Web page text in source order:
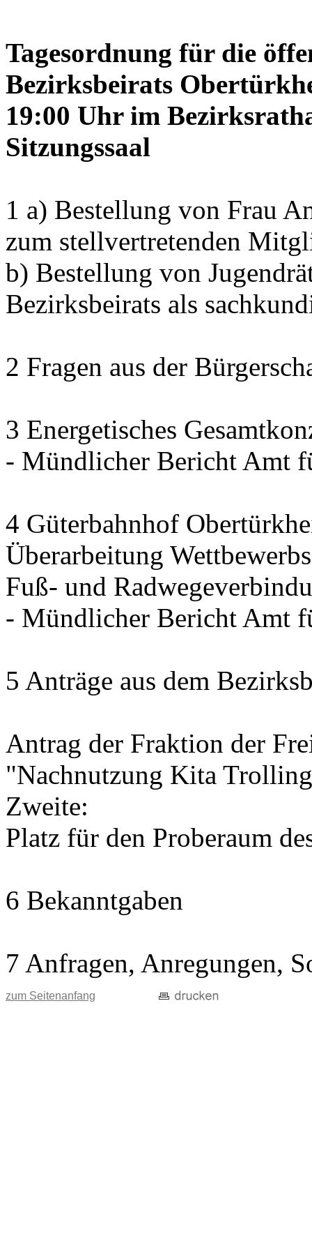
Tagesordnung für die
Bezirksbeirats
19:00 Uhr im
Sitzungssaal
1 a) Bestellung von Frau
zum stellvertretenden
b) Bestellung von
Bezirksbeirats als
2 Fragen aus der
3 Energetisches
- Mündlicher Bericht Amt
4 Güterbahnhof
Überarbeitung
Fuß- und
- Mündlicher Bericht Amt
5 Anträge aus dem
Antrag der Fraktion der
"Nachnutzung Kita
Zweite:
Platz für den Proberaum
6 Bekanntgaben
7 Anfragen, Anregungen,
zum Seitenanfang